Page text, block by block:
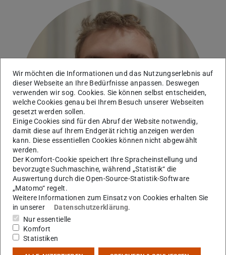
AG Obertelli
Arbeitsgebiet(e)
Wir möchten die Informationen und das Nutzungserlebnis auf
dieser Webseite an Ihre Bedürfnisse anpassen. Deswegen
verwenden wir sog. Cookies. Sie können selbst entscheiden,
welche Cookies genau bei Ihrem Besuch unserer Webseiten
gesetzt werden sollen.
Einige Cookies sind für den Abruf der Website notwendig,
damit diese auf Ihrem Endgerät richtig anzeigen werden
kann. Diese essentiellen Cookies können nicht abgewählt
werden.
Der Komfort-Cookie speichert Ihre Spracheinstellung und
bevorzugte Suchmaschine, während „Statistik“ die
Auswertung durch die Open-Source-Statistik-Software
„Matomo“ regelt.
Weitere Informationen zum Einsatz von Cookies erhalten Sie
in unserer
Datenschutzerklärung.
Nur essentielle
Komfort
Statistiken